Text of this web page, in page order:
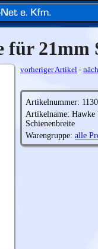
für 21mm
vorheriger Artikel -
Artikelnummer:
Artikelname: Hawke
Schienenbreite
Warengruppe: alle